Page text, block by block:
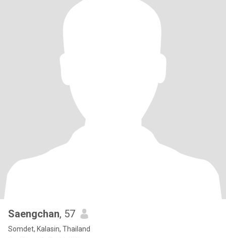
Saengchan, 57
Somdet, Kalasin, Thailand